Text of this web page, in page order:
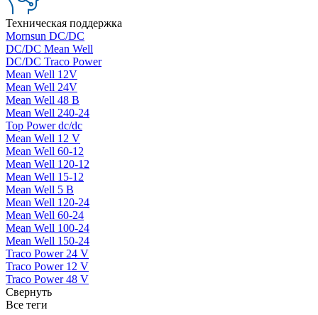
Техническая поддержка
Mornsun DC/DC
DC/DC Mean Well
DC/DC Traco Power
Mean Well 12V
Mean Well 24V
Mean Well 48 В
Mean Well 240-24
Top Power dc/dc
Mean Well 12 V
Mean Well 60-12
Mean Well 120-12
Mean Well 15-12
Mean Well 5 В
Mean Well 120-24
Mean Well 60-24
Mean Well 100-24
Mean Well 150-24
Traco Power 24 V
Traco Power 12 V
Traco Power 48 V
Свернуть
Все теги